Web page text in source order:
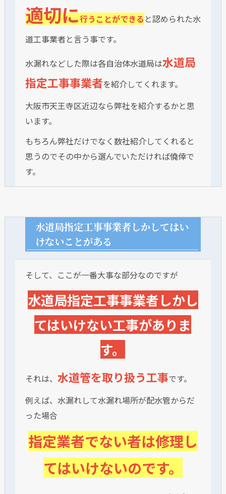
適切に行うことができる と認められた水
道工事業者と言う事です。
水漏れなどした際は各自治体水道局は水道局
指定工事事業者を紹介してくれます。
大阪市天王寺区近辺なら弊社を紹介するかと思
います。
もちろん弊社だけでなく数社紹介してくれると
思うのでその中から選んでいただければ僥倖で
す。
水道局指定工事事業者しかしてはい
けないことがある
そして、ここが一番大事な部分なのですが
水道局指定工事事業者しかし
てはいけない工事がありま
す。
それは、 水道管を取り扱う工事です。
例えば、水漏れして水漏れ場所が配水管からだ
った場合
指定業者でない者は修理し
てはいけないのです。